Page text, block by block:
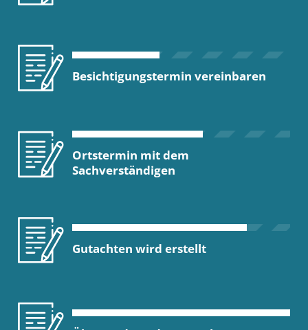
Besichtigungstermin vereinbaren
Ortstermin mit dem
Sachverständigen
Gutachten wird erstellt